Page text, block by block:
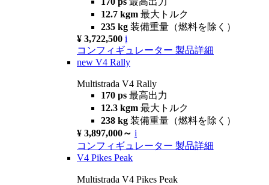
12.7 kgm 最大トルク
235 kg 装備重量（燃料を除く）
¥ 3,722,500 i
コンフィギュレーター 製品詳細
new V4 Rally
Multistrada V4 Rally
170 ps 最高出力
12.3 kgm 最大トルク
238 kg 装備重量（燃料を除く）
¥ 3,897,000～ i
コンフィギュレーター 製品詳細
V4 Pikes Peak
Multistrada V4 Pikes Peak